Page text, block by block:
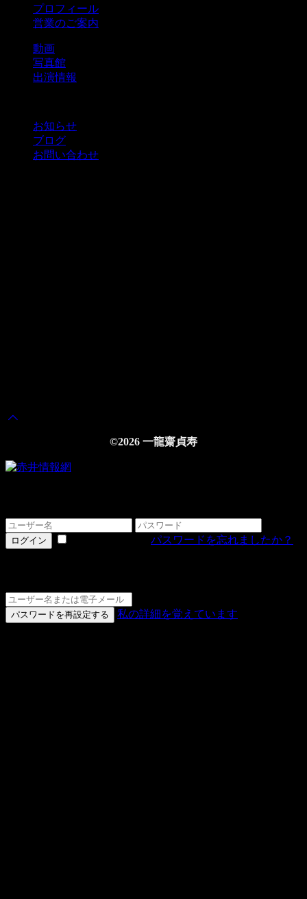
プロフィール
営業のご案内
動画
写真館
出演情報
お知らせ
ブログ
お問い合わせ
©2026 一龍齋貞寿
ログイン パスワードを忘れましたか？
パスワードを再設定する 私の詳細を覚えています